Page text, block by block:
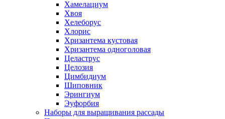
Хамелациум
Хвоя
Хелеборус
Хлорис
Хризантема кустовая
Хризантема одноголовая
Целаструс
Целозия
Цимбидиум
Шиповник
Эрингиум
Эуфорбия
Наборы для выращивания рассады